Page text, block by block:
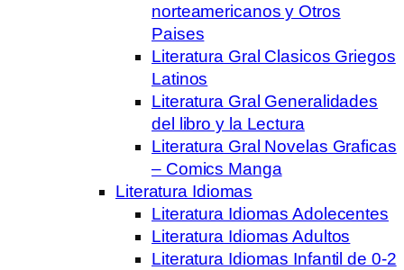
norteamericanos y Otros
Paises
Literatura Gral Clasicos Griegos
Latinos
Literatura Gral Generalidades
del libro y la Lectura
Literatura Gral Novelas Graficas
– Comics Manga
Literatura Idiomas
Literatura Idiomas Adolecentes
Literatura Idiomas Adultos
Literatura Idiomas Infantil de 0-2